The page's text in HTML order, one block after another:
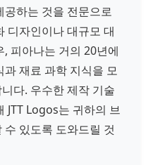
공하는 것을 전문으로
디자인이나 대규모 대
피아나는 거의 20년에
재료 과학 지식을 모
다. 우수한 제작 기술
JTT Logos는 귀하의 브
있도록 도와드릴 것